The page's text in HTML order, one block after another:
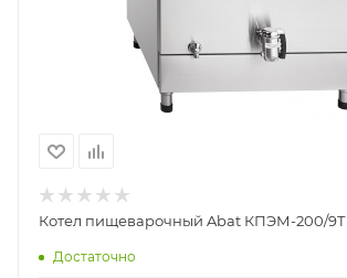
Котел пищеварочный Abat КПЭМ-200/9Т
Достаточно